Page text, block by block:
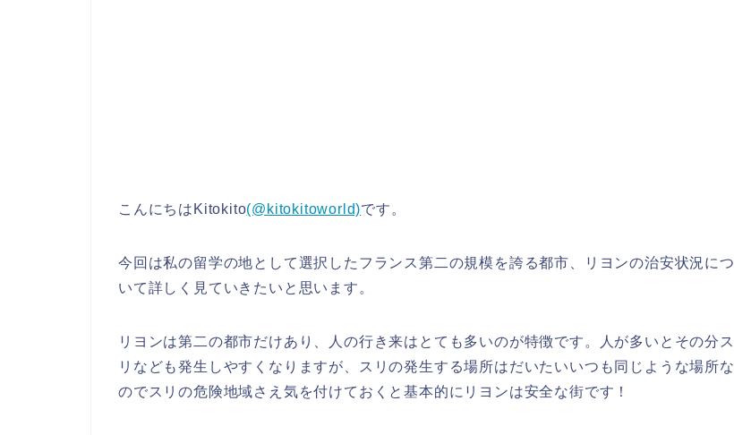
こんにちはKitokito(@kitokitoworld)です。
今回は私の留学の地として選択したフランス第二の規模を誇る都市、リヨンの治安状況につ
いて詳しく見ていきたいと思います。
リヨンは第二の都市だけあり、人の行き来はとても多いのが特徴です。人が多いとその分ス
リなども発生しやすくなりますが、スリの発生する場所はだいたいいつも同じような場所な
のでスリの危険地域さえ気を付けておくと基本的にリヨンは安全な街です！